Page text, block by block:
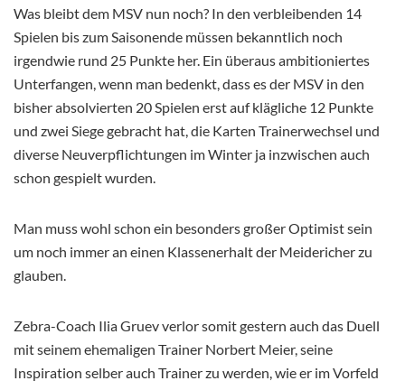
Was bleibt dem MSV nun noch? In den verbleibenden 14
Spielen bis zum Saisonende müssen bekanntlich noch
irgendwie rund 25 Punkte her. Ein überaus ambitioniertes
Unterfangen, wenn man bedenkt, dass es der MSV in den
bisher absolvierten 20 Spielen erst auf klägliche 12 Punkte
und zwei Siege gebracht hat, die Karten Trainerwechsel und
diverse Neuverpflichtungen im Winter ja inzwischen auch
schon gespielt wurden.
Man muss wohl schon ein besonders großer Optimist sein
um noch immer an einen Klassenerhalt der Meidericher zu
glauben.
Zebra-Coach Ilia Gruev verlor somit gestern auch das Duell
mit seinem ehemaligen Trainer Norbert Meier, seine
Inspiration selber auch Trainer zu werden, wie er im Vorfeld